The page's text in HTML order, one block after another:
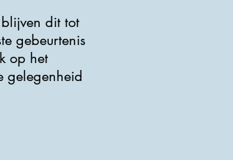
dit tot
gebeurtenis
op het
gelegenheid